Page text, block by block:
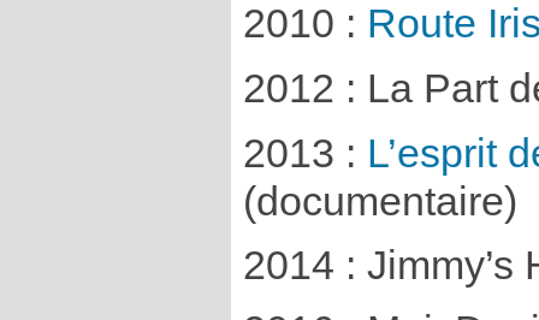
2010 : Route
2012 : La Part
2013 : L’esprit
(documentaire)
2014 : Jimmy’s